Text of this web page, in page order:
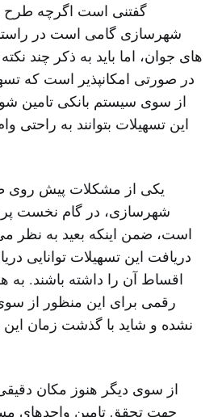
گفتنی است اگرچه
شهرسازی گامی است در
های جوان، اما باید به ذکر چند
در صورتی امکانپذیر است که
از سوی سیستم بانکی تامین
این تسهیلات بتوانند به راحتی
یکی از مشکلات پیش
شهرسازی، در گام نخست
است، ضمن اینکه بعید به نظر
دریافت این تسهیلات توانایی
اقساط آن را داشته باشند.
رقمی برای این منظور از
نشده و شاید با گذشت زمان این
از سوی دیگر هنوز مکان
جهت تحقق تامین واحدهای